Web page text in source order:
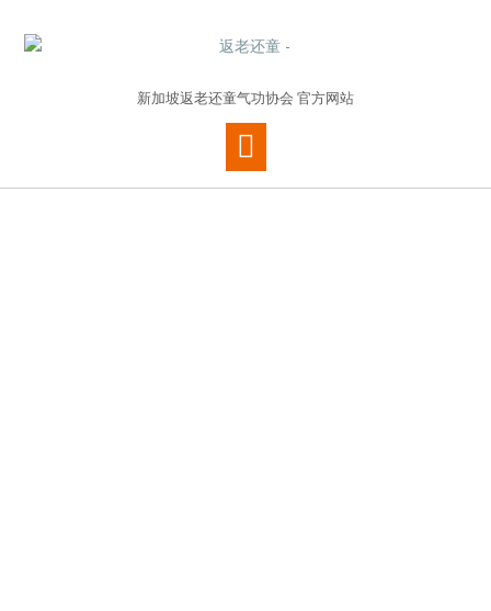
新加坡返老还童气功协会 官方网站